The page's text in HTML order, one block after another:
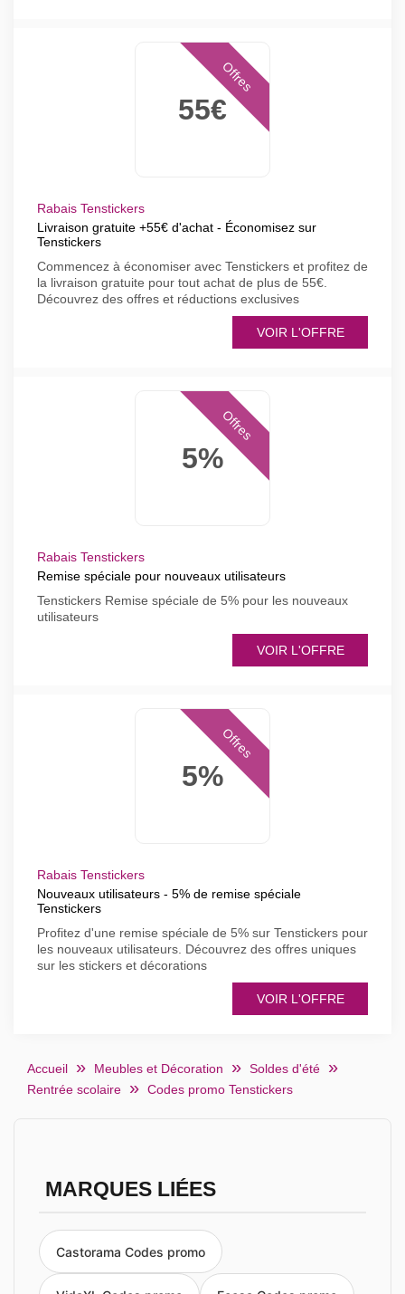
55€
Offres
Rabais Tenstickers
Livraison gratuite +55€ d'achat - Économisez sur
Tenstickers
Commencez à économiser avec Tenstickers et profitez de
la livraison gratuite pour tout achat de plus de 55€.
Découvrez des offres et réductions exclusives
VOIR L'OFFRE
5%
Offres
Rabais Tenstickers
Remise spéciale pour nouveaux utilisateurs
Tenstickers Remise spéciale de 5% pour les nouveaux
utilisateurs
VOIR L'OFFRE
5%
Offres
Rabais Tenstickers
Nouveaux utilisateurs - 5% de remise spéciale
Tenstickers
Profitez d'une remise spéciale de 5% sur Tenstickers pour
les nouveaux utilisateurs. Découvrez des offres uniques
sur les stickers et décorations
VOIR L'OFFRE
Accueil Meubles et Décoration
Soldes d'été
Rentrée scolaire
Codes promo Tenstickers
MARQUES LIÉES
Castorama Codes promo